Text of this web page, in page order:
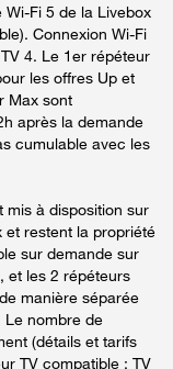
Fi 5 de la Livebox
Connexion Wi-Fi
4. Le 1er répéteur
les offres Up et
Max sont
après la demande
cumulable avec les
mis à disposition sur
et restent la propriété
sur demande sur
et les 2 répéteurs
manière séparée
Le nombre de
(détails et tarifs
TV compatible : TV